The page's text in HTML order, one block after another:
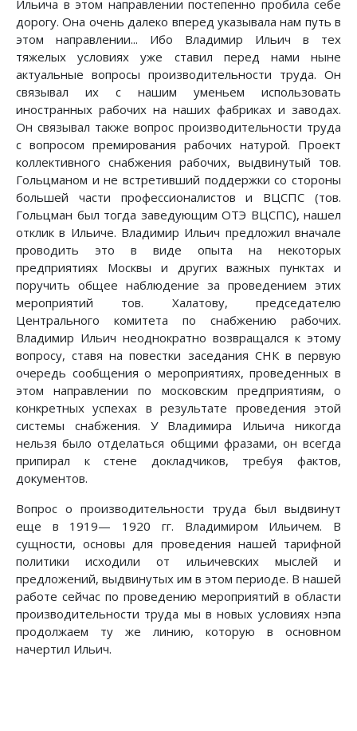
Ильича в этом направлении постепенно пробила себе
дорогу. Она очень далеко вперед указывала нам путь в
этом направлении... Ибо Владимир Ильич в тех
тяжелых условиях уже ставил перед нами ныне
актуальные вопросы производительности труда. Он
связывал их с нашим уменьем использовать
иностранных рабочих на наших фабриках и заводах.
Он связывал также вопрос производительности труда
с вопросом премирования рабочих натурой. Проект
коллективного снабжения рабочих, выдвинутый тов.
Гольцманом и не встретивший поддержки со стороны
большей части профессионалистов и ВЦСПС (тов.
Гольцман был тогда заведующим ОТЭ ВЦСПС), нашел
отклик в Ильиче. Владимир Ильич предложил вначале
проводить это в виде опыта на некоторых
предприятиях Москвы и других важных пунктах и
поручить общее наблюдение за проведением этих
мероприятий тов. Халатову, председателю
Центрального комитета по снабжению рабочих.
Владимир Ильич неоднократно возвращался к этому
вопросу, ставя на повестки заседания СНК в первую
очередь сообщения о мероприятиях, проведенных в
этом направлении по московским предприятиям, о
конкретных успехах в результате проведения этой
системы снабжения. У Владимира Ильича никогда
нельзя было отделаться общими фразами, он всегда
припирал к стене докладчиков, требуя фактов,
документов.
Вопрос о производительности труда был выдвинут
еще в 1919— 1920 гг. Владимиром Ильичем. В
сущности, основы для проведения нашей тарифной
политики исходили от ильичевских мыслей и
предложений, выдвинутых им в этом периоде. В нашей
работе сейчас по проведению мероприятий в области
производительности труда мы в новых условиях нэпа
продолжаем ту же линию, которую в основном
начертил Ильич.